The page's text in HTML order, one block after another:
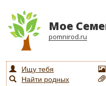
Мое
pomnirod.ru
Ищу тебя
Найти родных